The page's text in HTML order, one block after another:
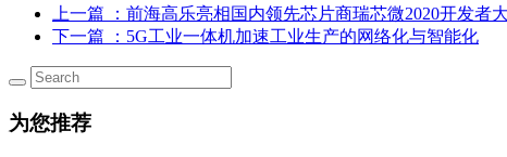
上一篇
：前海高乐亮相国内领先芯片商瑞芯微2020开发者
下一篇
：5G工业一体机加速工业生产的网络化与智能化
为您推荐